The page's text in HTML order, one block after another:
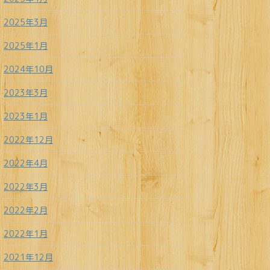
2025年3月
2025年1月
2024年10月
2023年3月
2023年1月
2022年12月
2022年4月
2022年3月
2022年2月
2022年1月
2021年12月